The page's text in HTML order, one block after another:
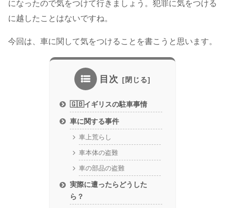
になったので気をつけて行きましょう。犯罪に気をつける
に越したことはないですね。
今回は、車に関して気をつけることを書こうと思います。
目次
🇬🇧イギリスの駐車事情
車に関する事件
車上荒らし
車本体の盗難
車の部品の盗難
実際に遭ったらどうした
ら？